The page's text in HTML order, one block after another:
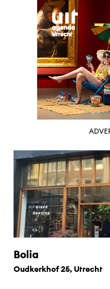
Bolia
Oudkerkhof 25, Utrecht